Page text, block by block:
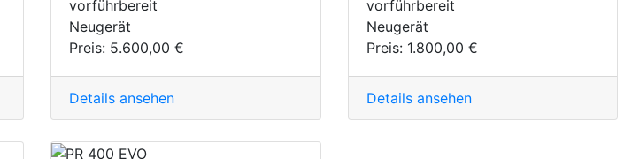
vorführbereit
Neugerät
Preis: 5.600,00 €
Details ansehen
vorführbereit
Neugerät
Preis: 1.800,00 €
Details ansehen